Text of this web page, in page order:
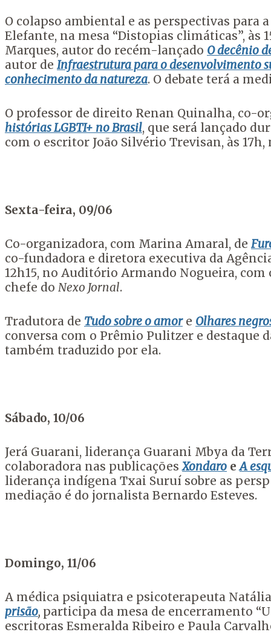
O colapso ambiental e as perspectivas para
Elefante, na mesa “Distopias climáticas”,
Marques, autor do recém-lançado O decênio
autor de Infraestrutura para o desenvolvimento
conhecimento da natureza. O debate terá a
O professor de direito Renan Quinalha, co-
histórias LGBTI+ no Brasil, que será lançado
com o escritor João Silvério Trevisan, às 17h,
Sexta-feira, 09/06
Co-organizadora, com Marina Amaral, de
co-fundadora e diretora executiva da
12h15, no Auditório Armando Nogueira,
chefe do Nexo Jornal.
Tradutora de Tudo sobre o amore Olhares
conversa com o Prêmio Pulitzer e destaque
também traduzido por ela.
Sábado, 10/06
Jerá Guarani, liderança Guarani Mbya da
colaboradora nas publicaçõesXondaro eA
liderança indígena Txai Suruí sobre as
mediação é do jornalista Bernardo Esteves.
Domingo, 11/06
A médica psiquiatra e psicoterapeuta
prisão, participa da mesa de encerramento
escritoras Esmeralda Ribeiro e Paula